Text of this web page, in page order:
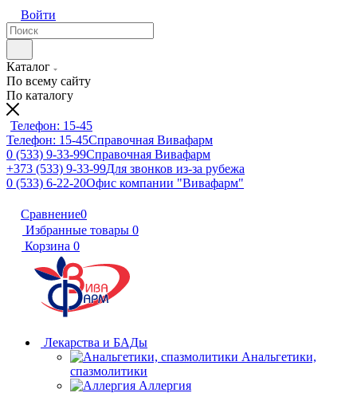
Войти
Каталог
По всему сайту
По каталогу
Телефон: 15-45
Телефон: 15-45Справочная Вивафарм
0 (533) 9-33-99Справочная Вивафарм
+373 (533) 9-33-99Для звонков из-за рубежа
0 (533) 6-22-20Офис компании "Вивафарм"
Сравнение0
Избранные товары 0
Корзина 0
Лекарства и БАДы
Анальгетики,
спазмолитики
Аллергия